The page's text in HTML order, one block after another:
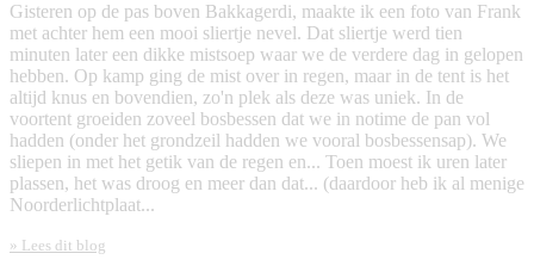
Gisteren op de pas boven Bakkagerdi, maakte ik een foto van Frank
met achter hem een mooi sliertje nevel. Dat sliertje werd tien
minuten later een dikke mistsoep waar we de verdere dag in gelopen
hebben. Op kamp ging de mist over in regen, maar in de tent is het
altijd knus en bovendien, zo'n plek als deze was uniek. In de
voortent groeiden zoveel bosbessen dat we in notime de pan vol
hadden (onder het grondzeil hadden we vooral bosbessensap). We
sliepen in met het getik van de regen en... Toen moest ik uren later
plassen, het was droog en meer dan dat... (daardoor heb ik al menige
Noorderlichtplaat...
» Lees dit blog